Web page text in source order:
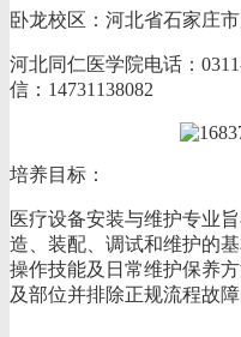
卧龙校区：河北省石家庄
河北同仁医学院电话：
信：14731138082
培养目标：
医疗设备安装与维护专业
造、装配、调试和维护的
操作技能及日常维护保养
及部位并排除正规流程故障